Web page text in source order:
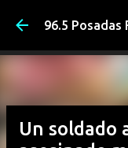
Ir
96.5 Posadas
Un soldado